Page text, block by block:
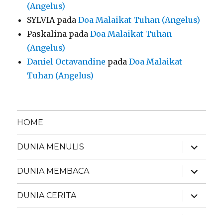
(Angelus)
SYLVIA padaDoa Malaikat Tuhan (Angelus)
Paskalina padaDoa Malaikat Tuhan
(Angelus)
Daniel Octavandine padaDoa Malaikat
Tuhan (Angelus)
HOME
DUNIA MENULIS
expand
child
menu
DUNIA MEMBACA
expand
child
menu
DUNIA CERITA
expand
child
menu